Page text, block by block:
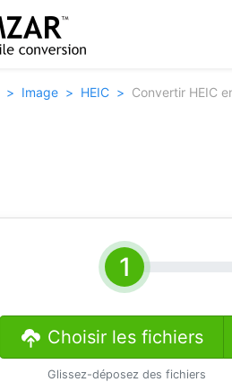
Image HEIC Convertir HEIC
Choisir les fichiers
Glissez-déposez des fichiers